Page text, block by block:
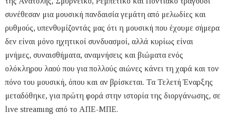
συνέθεσαν μια μουσική πανδαισία γεμάτη από μελωδίες και
ρυθμούς, υπενθυμίζοντάς μας ότι η μουσική που έχουμε σήμερα
δεν είναι μόνο ηχητικοί συνδυασμοί, αλλά κυρίως είναι
μνήμες, συναισθήματα, αναμνήσεις και βιώματα ενός
ολόκληρου λαού που για πολλούς αιώνες κάνει τη χαρά και τον
πόνο του μουσική, όπου και αν βρίσκεται. Τα Τελετή Έναρξης
μεταδόθηκε, για πρώτη φορά στην ιστορία της διοργάνωσης, σε
lıve streamıng από το ΑΠΕ-ΜΠΕ.